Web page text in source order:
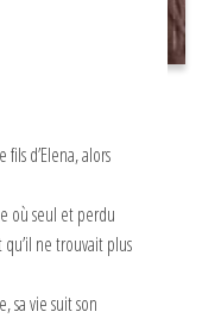
d’Elena, alors
où seul et perdu
ne trouvait plus
sa vie suit son